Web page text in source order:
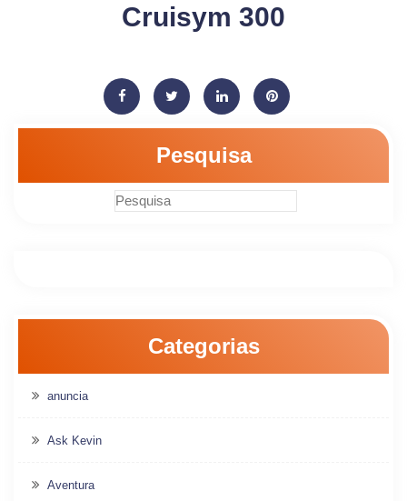
Cruisym 300
Pesquisa
Categorias
anuncia
Ask Kevin
Aventura